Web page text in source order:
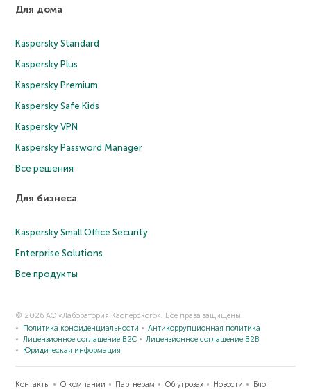
Для дома
Kaspersky Standard
Kaspersky Plus
Kaspersky Premium
Kaspersky Safe Kids
Kaspersky VPN
Kaspersky Password Manager
Все решения
Для бизнеса
Kaspersky Small Office Security
Enterprise Solutions
Все продукты
© 2026 АО «Лаборатория Касперского». Все права защищены.
Политика конфиденциальности
Антикоррупционная политика
Лицензионное соглашение B2C
Лицензионное соглашение B2B
Юридическая информация
Контакты О компании Партнерам Об угрозах Новости Блог